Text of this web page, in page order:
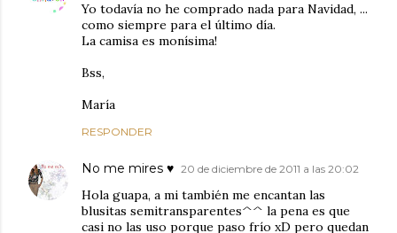
Yo todavía no he comprado nada para Navidad, ...
como siempre para el último día.
La camisa es monísima!
Bss,
María
RESPONDER
No me mires ♥ 20 de diciembre de 2011 a las 20:02
Hola guapa, a mi también me encantan las
blusitas semitransparentes^^ la pena es que
casi no las uso porque paso frío xD pero quedan